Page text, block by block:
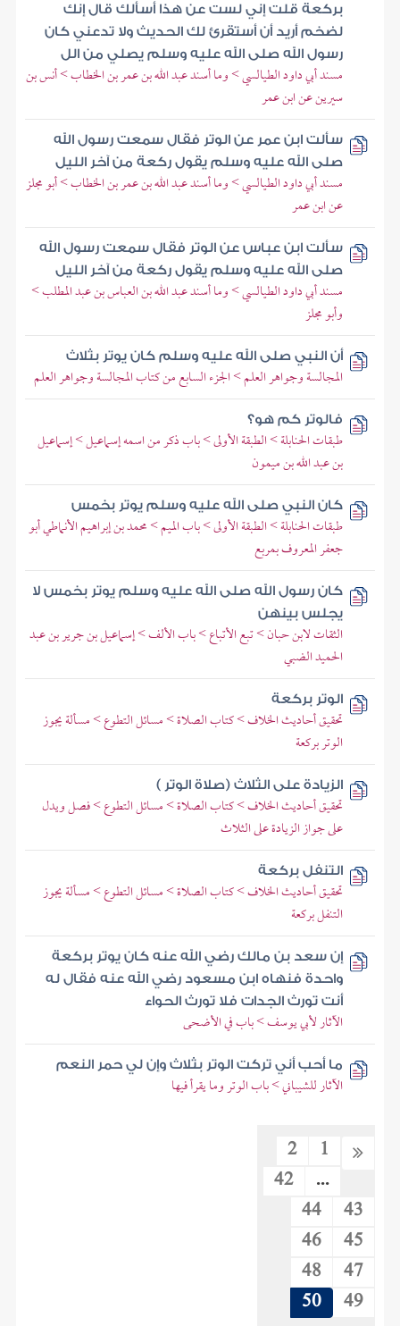
بركعة قلت إني لست عن هذا أسألك قال إنك
لضخم أريد أن أستقرئ لك الحديث ولا تدعني كان
رسول الله صلى الله عليه وسلم يصلي من الل
مسند أبي داود الطيالسي > وما أسند عبد الله بن عمر بن الخطاب > أنس بن
سيرين عن ابن عمر
سألت ابن عمر عن الوتر فقال سمعت رسول الله
صلى الله عليه وسلم يقول ركعة من آخر الليل
مسند أبي داود الطيالسي > وما أسند عبد الله بن عمر بن الخطاب > أبو مجلز
عن ابن عمر
سألت ابن عباس عن الوتر فقال سمعت رسول الله
صلى الله عليه وسلم يقول ركعة من آخر الليل
مسند أبي داود الطيالسي > وما أسند عبد الله بن العباس بن عبد المطلب >
وأبو مجلز
أن النبي صلى الله عليه وسلم كان يوتر بثلاث
المجالسة وجواهر العلم > الجزء السابع من كتاب المجالسة وجواهر العلم
فالوتر كم هو؟
طبقات الحنابلة > الطبقة الأولى > باب ذكر من اسمه إسماعيل > إسماعيل
بن عبد الله بن ميمون
كان النبي صلى الله عليه وسلم يوتر بخمس
طبقات الحنابلة > الطبقة الأولى > باب الميم > محمد بن إبراهيم الأنماطي أبو
جعفر المعروف بمربع
كان رسول الله صلى الله عليه وسلم يوتر بخمس لا
يجلس بينهن
الثقات لابن حبان > تبع الأتباع > باب الألف > إسماعيل بن جرير بن عبد
الحميد الضبي
الوتر بركعة
تحقيق أحاديث الخلاف > كتاب الصلاة > مسائل التطوع > مسألة يجوز
الوتر بركعة
الزيادة على الثلاث (صلاة الوتر )
تحقيق أحاديث الخلاف > كتاب الصلاة > مسائل التطوع > فصل ويدل
على جواز الزيادة على الثلاث
التنفل بركعة
تحقيق أحاديث الخلاف > كتاب الصلاة > مسائل التطوع > مسألة يجوز
التنفل بركعة
إن سعد بن مالك رضي الله عنه كان يوتر بركعة
واحدة فنهاه ابن مسعود رضي الله عنه فقال له
أنت تورث الجدات فلا تورث الحواء
الآثار لأبي يوسف > باب في الأضحى
ما أحب أني تركت الوتر بثلاث وإن لي حمر النعم
الآثار للشيباني > باب الوتر وما يقرأ فيها
1
2
...
42
43
44
45
46
47
48
49
50